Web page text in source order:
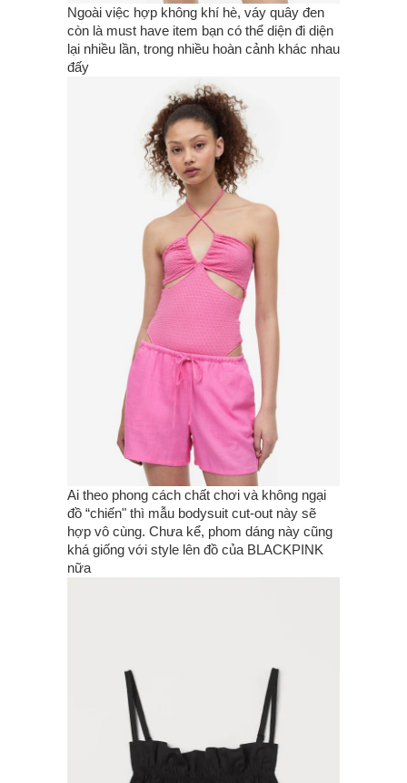
Ngoài việc hợp không khí hè, váy quây đen
còn là must have item bạn có thể diện đi diện
lại nhiều lần, trong nhiều hoàn cảnh khác nhau
đấy
Ai theo phong cách chất chơi và không ngại
đồ “chiến" thì mẫu bodysuit cut-out này sẽ
hợp vô cùng. Chưa kể, phom dáng này cũng
khá giống với style lên đồ của BLACKPINK
nữa